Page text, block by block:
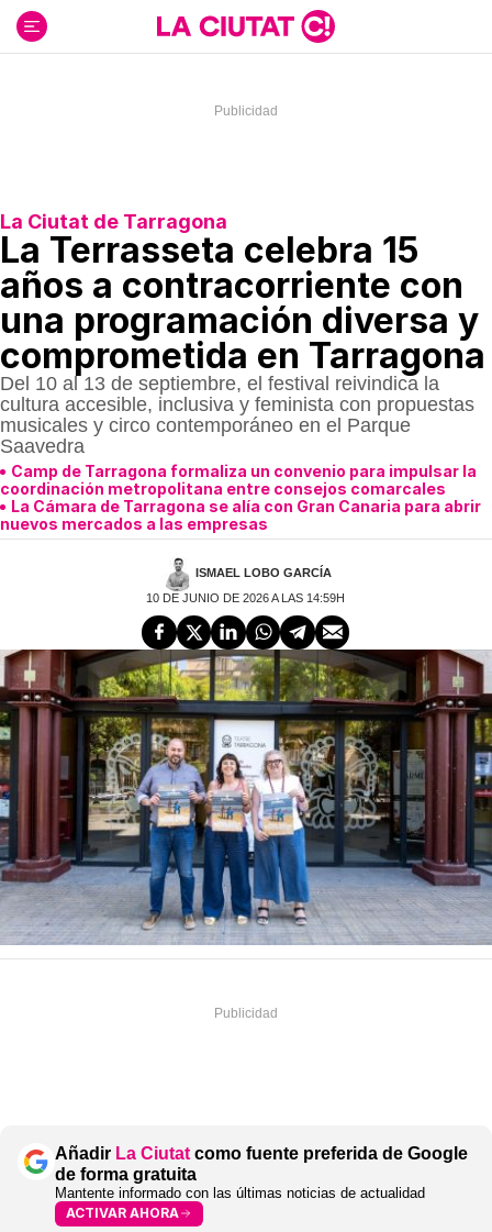
contenido
La Ciutat de Tarragona
La Terrasseta celebra 15
años a contracorriente con
una programación diversa y
comprometida en Tarragona
Del 10 al 13 de septiembre, el festival reivindica la
cultura accesible, inclusiva y feminista con propuestas
musicales y circo contemporáneo en el Parque
Saavedra
Camp de Tarragona formaliza un convenio para impulsar la
coordinación metropolitana entre consejos comarcales
La Cámara de Tarragona se alía con Gran Canaria para abrir
nuevos mercados a las empresas
ISMAEL LOBO GARCÍA
10 DE JUNIO DE 2026 A LAS 14:59H
Añadir La Ciutat como fuente preferida de Google
de forma gratuita
Mantente informado con las últimas noticias de actualidad
ACTIVAR AHORA